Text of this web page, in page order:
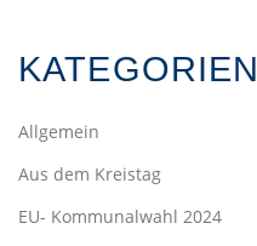
KATEGORIEN
Allgemein
Aus dem Kreistag
EU- Kommunalwahl 2024